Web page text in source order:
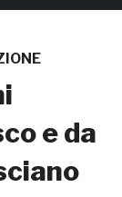
e da